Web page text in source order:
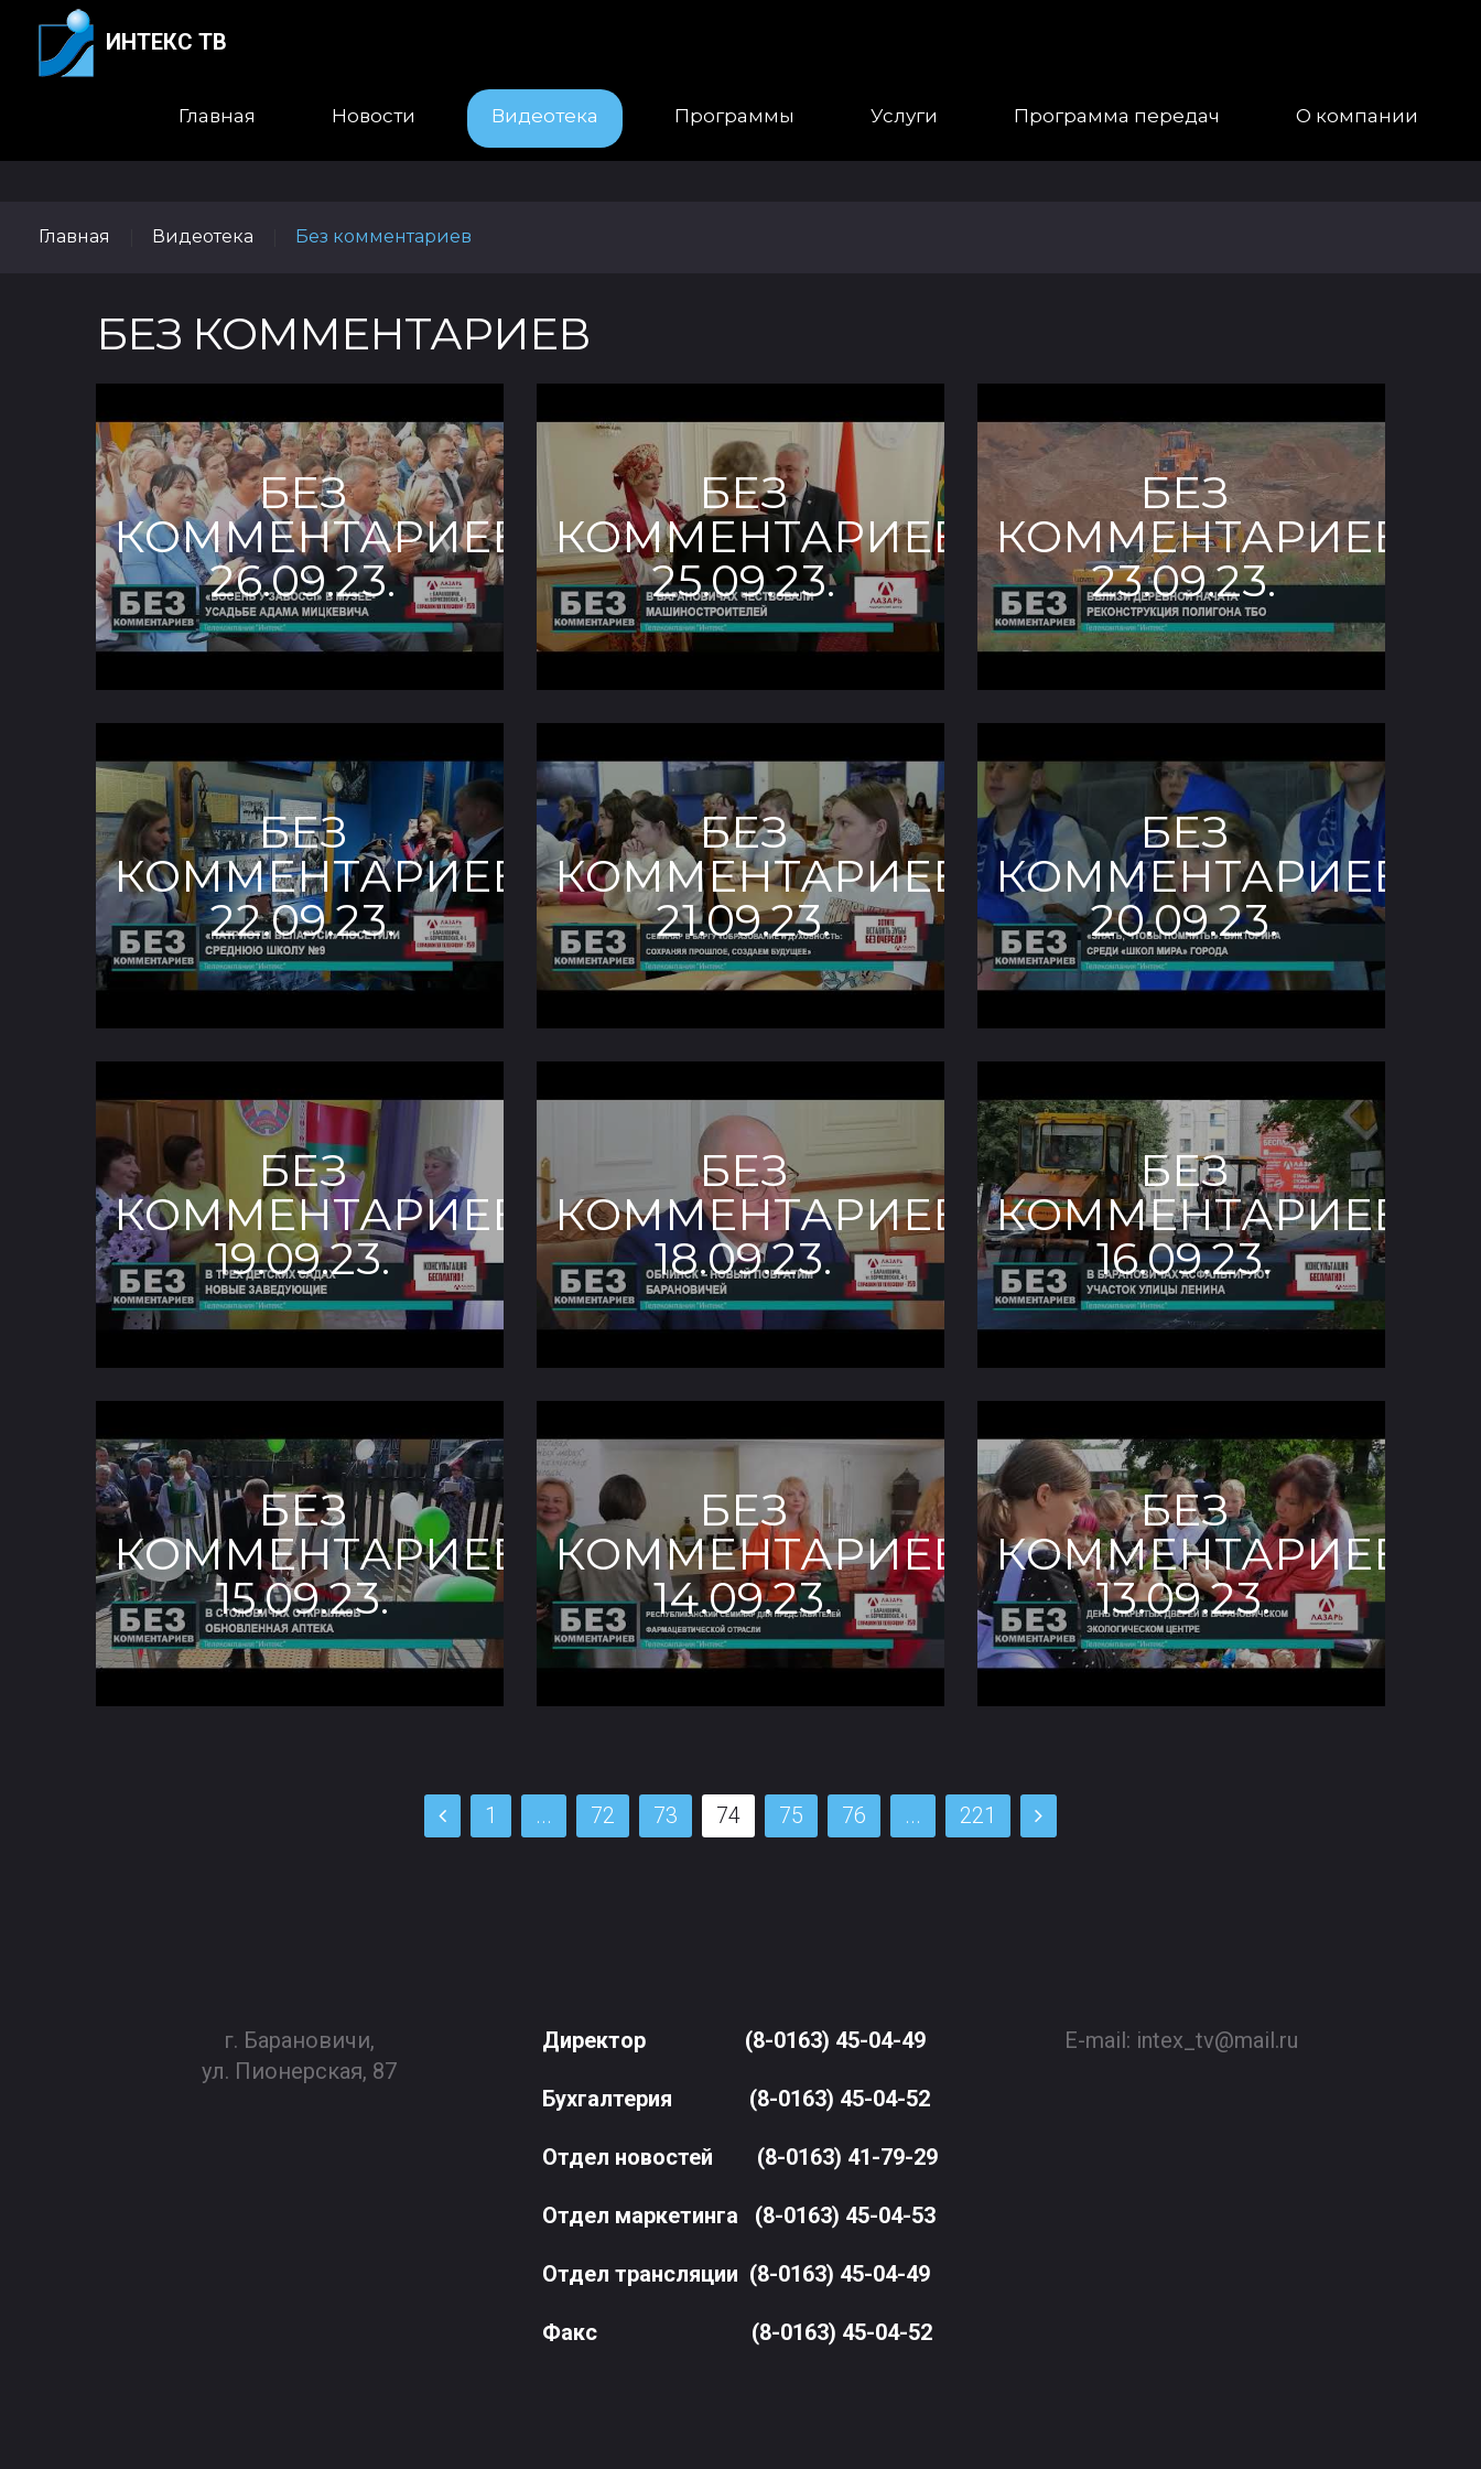
ИНТЕКС ТВ
Главная Новости Видеотека Программы Услуги Программа передач О компании
Главная Видеотека Без комментариев
БЕЗ КОММЕНТАРИЕВ
БЕЗ
КОММЕНТАРИЕВ.
26.09.23.
БЕЗ
КОММЕНТАРИЕВ.
25.09.23.
БЕЗ
КОММЕНТАРИЕВ.
23.09.23.
БЕЗ
КОММЕНТАРИЕВ.
22.09.23.
БЕЗ
КОММЕНТАРИЕВ.
21.09.23.
БЕЗ
КОММЕНТАРИЕВ.
20.09.23.
БЕЗ
КОММЕНТАРИЕВ.
19.09.23.
БЕЗ
КОММЕНТАРИЕВ.
18.09.23.
БЕЗ
КОММЕНТАРИЕВ.
16.09.23.
БЕЗ
КОММЕНТАРИЕВ.
15.09.23.
БЕЗ
КОММЕНТАРИЕВ.
14.09.23.
БЕЗ
КОММЕНТАРИЕВ.
13.09.23.
1 ... 72 73 74 75 76 ... 221
г. Барановичи,
ул. Пионерская, 87
Директор (8-0163) 45-04-49
Бухгалтерия (8-0163) 45-04-52
Отдел новостей (8-0163) 41-79-29
Отдел маркетинга (8-0163) 45-04-53
Отдел трансляции (8-0163) 45-04-49
Факс (8-0163) 45-04-52
E-mail: intex_tv@mail.ru